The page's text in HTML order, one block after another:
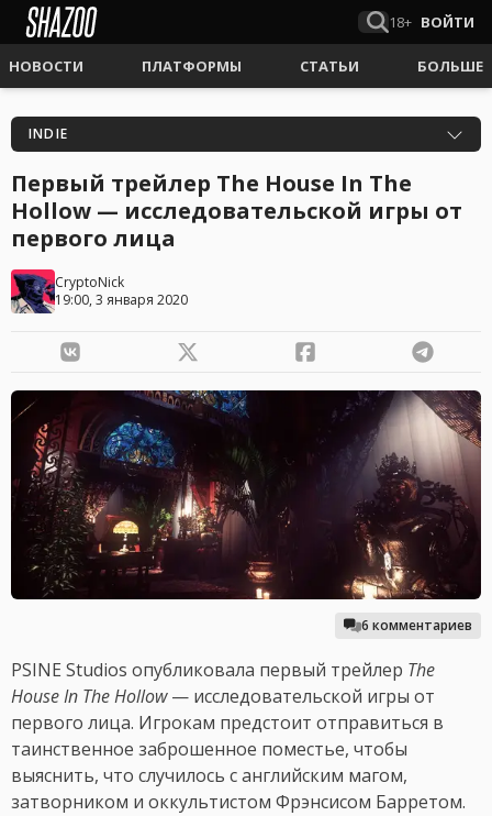
18+ ВОЙТИ
НОВОСТИ ПЛАТФОРМЫ СТАТЬИ БОЛЬШЕ
INDIE
Первый трейлер The House In The
Hollow — исследовательской игры от
первого лица
CryptoNick
19:00, 3 января 2020
6 комментариев
PSINE Studios опубликовала первый трейлер The
House In The Hollow— исследовательской игры от
первого лица. Игрокам предстоит отправиться в
таинственное заброшенное поместье, чтобы
выяснить, что случилось с английским магом,
затворником и оккультистом Фрэнсисом Барретом.